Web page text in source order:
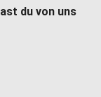
du von uns